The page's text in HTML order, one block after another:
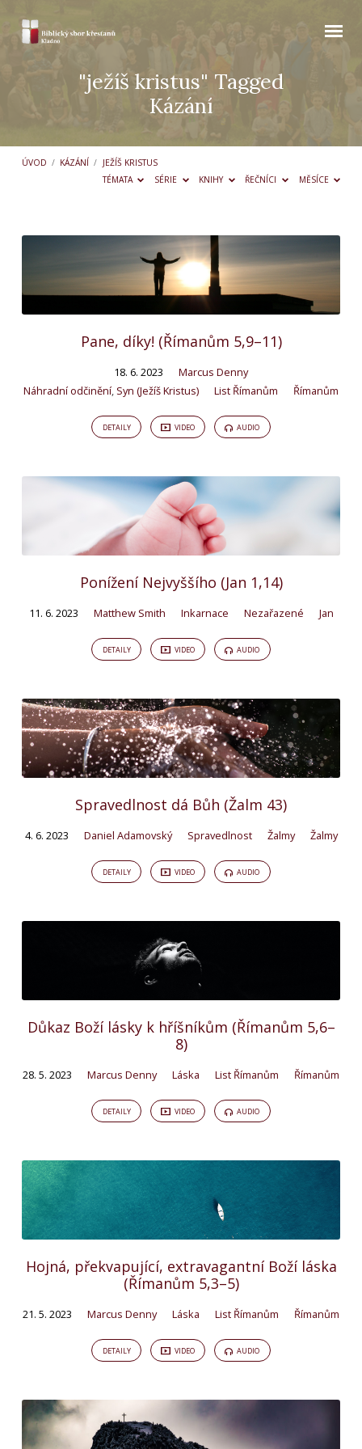
"ježíš kristus" Tagged
Kázání
ÚVOD / KÁZÁNÍ / JEŽÍŠ KRISTUS
TÉMATA
SÉRIE KNIHY ŘEČNÍCI MĚSÍCE
"ježíš
Kázání
Pane, díky! (Římanům 5,9–11)
18. 6. 2023
Marcus Denny
Náhradní odčinění Syn (Ježíš Kristus) List Římanům Římanům
DETAILY VIDEO AUDIO
Ponížení Nejvyššího (Jan 1,14)
11. 6. 2023 Matthew Smith Inkarnace Nezařazené Jan
DETAILY VIDEO AUDIO
Spravedlnost dá Bůh (Žalm 43)
4. 6. 2023 Daniel Adamovský Spravedlnost Žalmy Žalmy
DETAILY VIDEO AUDIO
Důkaz Boží lásky k hříšníkům (Římanům 5,6–
8)
28. 5. 2023 Marcus Denny Láska List Římanům Římanům
DETAILY VIDEO AUDIO
Hojná, překvapující, extravagantní Boží láska
(Římanům 5,3–5)
21. 5. 2023 Marcus Denny Láska List Římanům Římanům
DETAILY VIDEO AUDIO